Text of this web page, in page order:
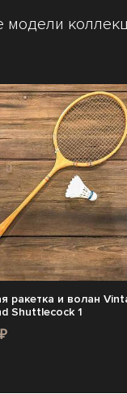
модели
ракетка и волан
Shuttlecock 1